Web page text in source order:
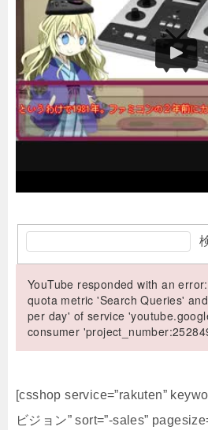
YouTube responded with an
quota metric 'Search Queries'
per day' of service
consumer
[csshop service=”rakuten”
ビジョン” sort=”-sales”